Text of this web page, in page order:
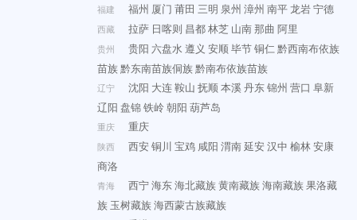
福建 福州 厦门 莆田 三明 泉州 漳州 南平龙岩宁德
西藏 拉萨 日喀则 昌都林芝 山南那曲 阿里
贵州 贵阳 六盘水遵义 安顺毕节铜仁黔西南布依族
苗族黔东南苗族侗族黔南布依族苗族
辽宁 沈阳 大连鞍山 抚顺本溪丹东锦州 营口 阜新
辽阳 盘锦铁岭朝阳 葫芦岛
重庆 重庆
陕西 西安铜川 宝鸡 咸阳 渭南延安汉中 榆林安康
商洛
青海 西宁海东海北藏族黄南藏族海南藏族果洛藏
族 玉树藏族海西蒙古族藏族